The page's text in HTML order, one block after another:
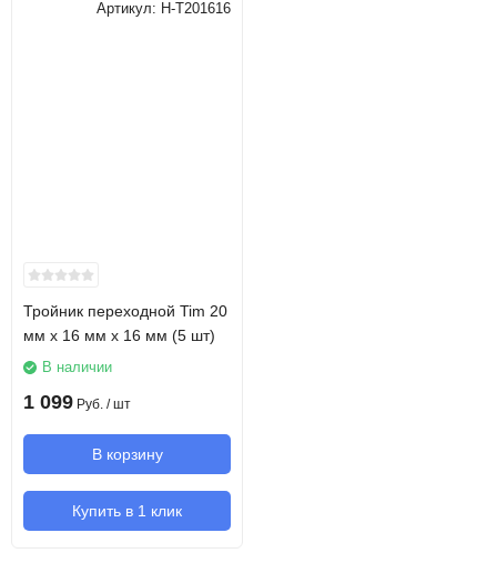
Артикул: H-T201616
Тройник переходной Tim 20
мм х 16 мм х 16 мм (5 шт)
В наличии
1 099 Руб. / шт
В корзину
Купить в 1 клик